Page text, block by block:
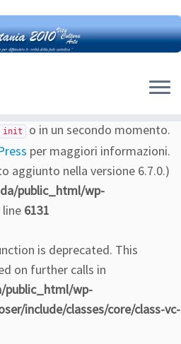
è
scorretta. Il caricamento della
di un codice nel plugin o nel
init
o in un secondo momento.
per maggiori informazioni.
aggiunto nella versione 6.7.0.)
public_html/wp-
6131
is deprecated. This
on further calls in
public_html/wp-
include/classes/core/class-vc-